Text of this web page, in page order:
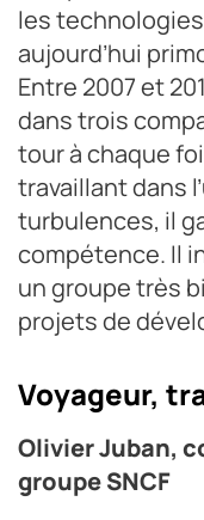
les
aujourd’hui
Entre 2007 et
dans trois
tour à chaque
travaillant dans
turbulences, il
compétence. Il
un groupe très
projets de
Voyageur,
Olivier Juban,
groupe SNCF